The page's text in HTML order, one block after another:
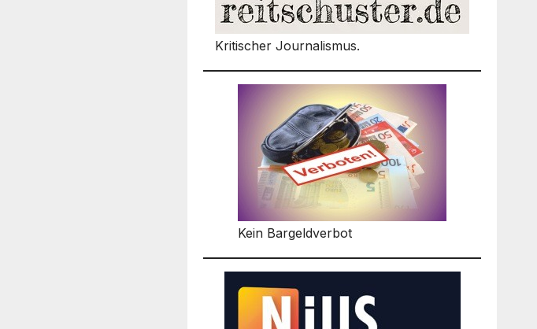
Kritischer Journalismus.
Kein Bargeldverbot